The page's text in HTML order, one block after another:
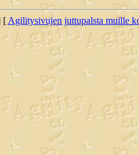
[Agilitysivujen juttupalsta muille